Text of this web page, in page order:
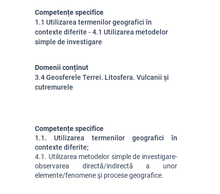
Competențe specifice
1.1 Utilizarea termenilor geografici în
contexte diferite - 4.1 Utilizarea metodelor
simple de investigare
Domenii conținut
3.4 Geosferele Terrei. Litosfera. Vulcanii și
cutremurele
Competențe specifice
1.1. Utilizarea termenilor geografici în
contexte diferite;
4.1. Utilizarea metodelor simple de investigare-
observarea directă/indirectă a unor
elemente/fenomene şi procese geografice.